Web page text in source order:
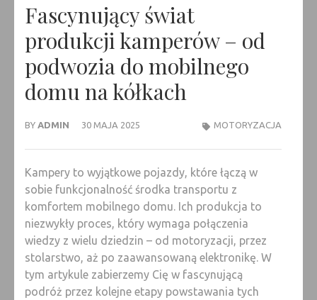
Fascynujący świat
produkcji kamperów – od
podwozia do mobilnego
domu na kółkach
BY ADMIN 30 MAJA 2025 MOTORYZACJA
Kampery to wyjątkowe pojazdy, które łączą w
sobie funkcjonalność środka transportu z
komfortem mobilnego domu. Ich produkcja to
niezwykły proces, który wymaga połączenia
wiedzy z wielu dziedzin – od motoryzacji, przez
stolarstwo, aż po zaawansowaną elektronikę. W
tym artykule zabierzemy Cię w fascynującą
podróż przez kolejne etapy powstawania tych